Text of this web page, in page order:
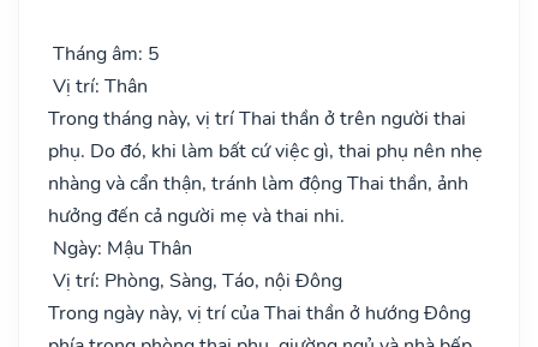
Tháng âm: 5
Vị trí: Thân
Trong tháng này, vị trí Thai thần ở trên người thai
phụ. Do đó, khi làm bất cứ việc gì, thai phụ nên nhẹ
nhàng và cẩn thận, tránh làm động Thai thần, ảnh
hưởng đến cả người mẹ và thai nhi.
Ngày: Mậu Thân
Vị trí: Phòng, Sàng, Táo, nội Đông
Trong ngày này, vị trí của Thai thần ở hướng Đông